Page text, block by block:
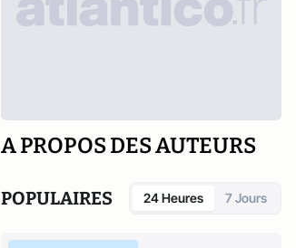
A PROPOS DES AUTEURS
POPULAIRES 24 Heures 7 Jours